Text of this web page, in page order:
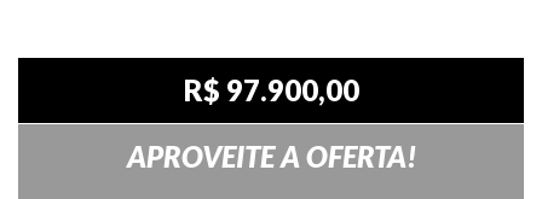
R$ 97.900,00
APROVEITE A OFERTA!